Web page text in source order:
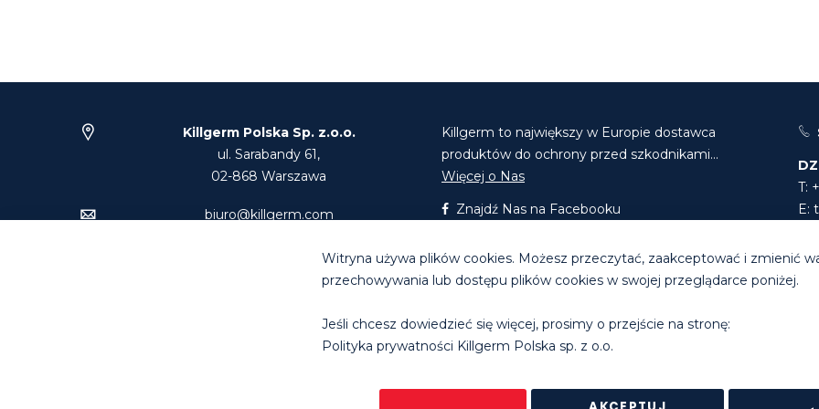
Killgerm Polska Sp. z.o.o.
ul. Sarabandy 61,
02-868 Warszawa
biuro@killgerm.com
Tel: +48 22 894 74 00
Killgerm to największy w Europie dostawca
produktów do ochrony przed szkodnikami...
Więcej o Nas
Znajdź Nas na Facebooku
T:
E:
© Killgerm Group Ltd. |Polityka prywatności|Regulamin sklepu
Witryna używa plików cookies. Możesz przeczytać, zaakceptować i zmienić
przechowywania lub dostępu plików cookies w swojej przeglądarce poniżej.
Jeśli chcesz dowiedzieć się więcej, prosimy o przejście na stronę:
Polityka prywatności Killgerm Polska sp. z o.o.